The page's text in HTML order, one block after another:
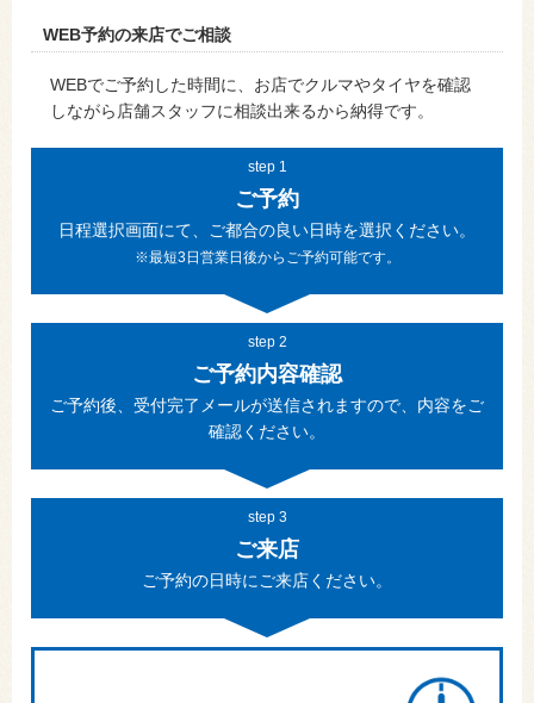
WEB予約の来店でご相談
WEBでご予約した時間に、お店でクルマやタイヤを確認
しながら店舗スタッフに相談出来るから納得です。
step 1
ご予約
日程選択画面にて、ご都合の良い日時を選択ください。
※最短3日営業日後からご予約可能です。
step 2
ご予約内容確認
ご予約後、受付完了メールが送信されますので、内容をご
確認ください。
step 3
ご来店
ご予約の日時にご来店ください。